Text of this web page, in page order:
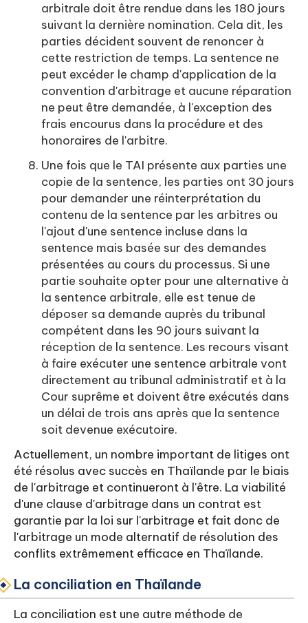
arbitrale doit être rendue dans les 180 jours
suivant la dernière nomination. Cela dit, les
parties décident souvent de renoncer à
cette restriction de temps. La sentence ne
peut excéder le champ d'application de la
convention d'arbitrage et aucune réparation
ne peut être demandée, à l'exception des
frais encourus dans la procédure et des
honoraires de l'arbitre.
Une fois que le TAI présente aux parties une
copie de la sentence, les parties ont 30 jours
pour demander une réinterprétation du
contenu de la sentence par les arbitres ou
l'ajout d'une sentence incluse dans la
sentence mais basée sur des demandes
présentées au cours du processus. Si une
partie souhaite opter pour une alternative à
la sentence arbitrale, elle est tenue de
déposer sa demande auprès du tribunal
compétent dans les 90 jours suivant la
réception de la sentence. Les recours visant
à faire exécuter une sentence arbitrale vont
directement au tribunal administratif et à la
Cour suprême et doivent être exécutés dans
un délai de trois ans après que la sentence
soit devenue exécutoire.
Actuellement, un nombre important de litiges ont
été résolus avec succès en Thaïlande par le biais
de l'arbitrage et continueront à l'être. La viabilité
d'une clause d'arbitrage dans un contrat est
garantie par la loi sur l'arbitrage et fait donc de
l'arbitrage un mode alternatif de résolution des
conflits extrêmement efficace en Thaïlande.
La conciliation en Thaïlande
La conciliation est une autre méthode de